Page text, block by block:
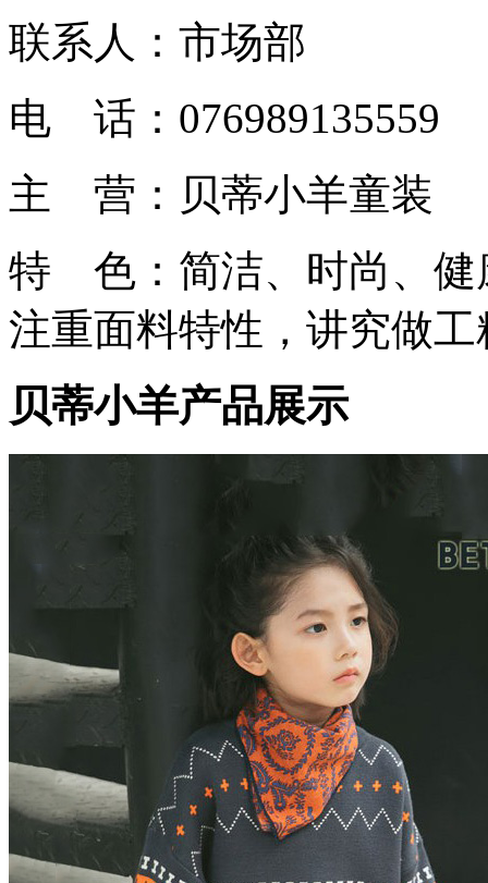
联系人：市场部
电 话：076989135559
主 营：贝蒂小羊童装
特 色：简洁、时尚、健
注重面料特性，讲究做工
贝蒂小羊产品展示